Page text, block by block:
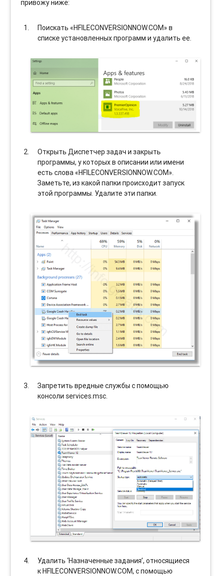
привожу ниже:
Поискать «HFILECONVERSIONNOW.COM» в
списке установленных программ и удалить ее.
Открыть Диспетчер задач и закрыть
программы, у которых в описании или имени
есть слова «HFILECONVERSIONNOW.COM».
Заметьте, из какой папки происходит запуск
этой программы. Удалите эти папки.
Запретить вредные службы с помощью
консоли services.msc.
Удалить ‘Назначенные задания’, относящиеся
к HFILECONVERSIONNOW.COM, с помощью